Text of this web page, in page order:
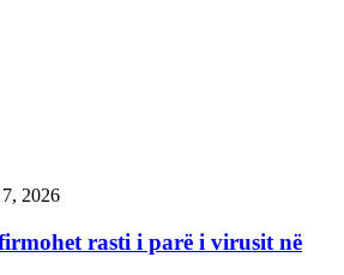
2026
rasti i parë i virusit në